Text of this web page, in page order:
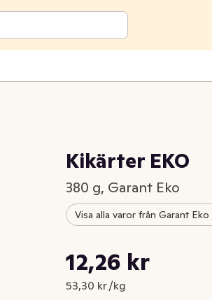
Kikärter EKO
380 g, Garant Eko
Visa alla varor från Garant Eko
Nuvarande pris är: 12,26 kr
12,26 kr
53,30 kr /kg
Styckpris: 53,30 kr /kg